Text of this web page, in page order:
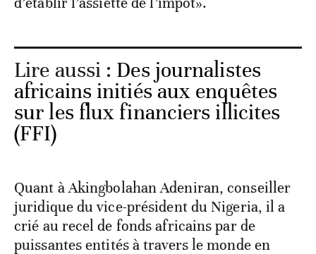
Lire aussi : Des journalistes
africains initiés aux enquêtes
sur les flux financiers illicites
(FFI)
Quant à Akingbolahan Adeniran, conseiller
juridique du vice-président du Nigeria, il a
crié au recel de fonds africains par de
puissantes entités à travers le monde en